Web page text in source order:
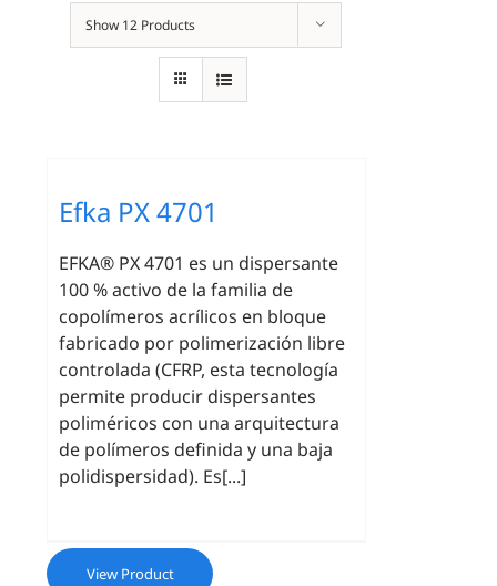
Show 12 Products
Efka PX 4701
EFKA® PX 4701 es un dispersante
100 % activo de la familia de
copolímeros acrílicos en bloque
fabricado por polimerización libre
controlada (CFRP, esta tecnología
permite producir dispersantes
poliméricos con una arquitectura
de polímeros definida y una baja
polidispersidad). Es[...]
View Product